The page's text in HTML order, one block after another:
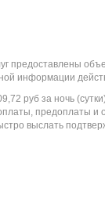
предоставлены
информации
руб за ночь
предоплаты и
выслать